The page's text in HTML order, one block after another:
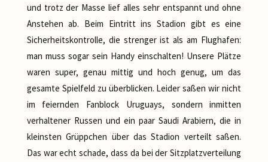
und trotz der Masse lief alles sehr entspannt und ohne
Anstehen ab. Beim Eintritt ins Stadion gibt es eine
Sicherheitskontrolle, die strenger ist als am Flughafen:
man muss sogar sein Handy einschalten! Unsere Plätze
waren super, genau mittig und hoch genug, um das
gesamte Spielfeld zu überblicken. Leider saßen wir nicht
im feiernden Fanblock Uruguays, sondern inmitten
verhaltener Russen und ein paar Saudi Arabiern, die in
kleinsten Grüppchen über das Stadion verteilt saßen.
Das war echt schade, dass da bei der Sitzplatzverteilung